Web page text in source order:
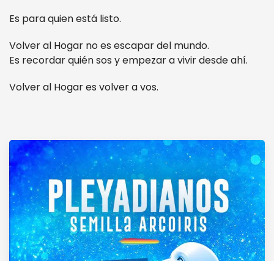
Es para quien está listo.
Volver al Hogar no es escapar del mundo.
Es recordar quién sos y empezar a vivir desde ahí.
Volver al Hogar es volver a vos.